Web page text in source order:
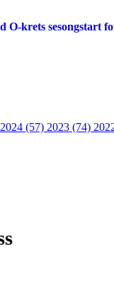
O-krets sesongstart
2024 (57) 2023 (74)